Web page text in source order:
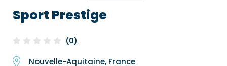
Sport Prestige
(0)
Nouvelle-Aquitaine, France